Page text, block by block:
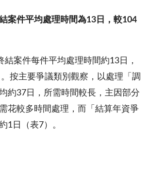
案件平均處理時間為13 日，較104
結案件每件平均處理時間約13日，
按主要爭議類別觀察，以處理「調
約37日，所需時間較長，主因部分
花較多時間處理，而「結算年資爭
1日（表7）。